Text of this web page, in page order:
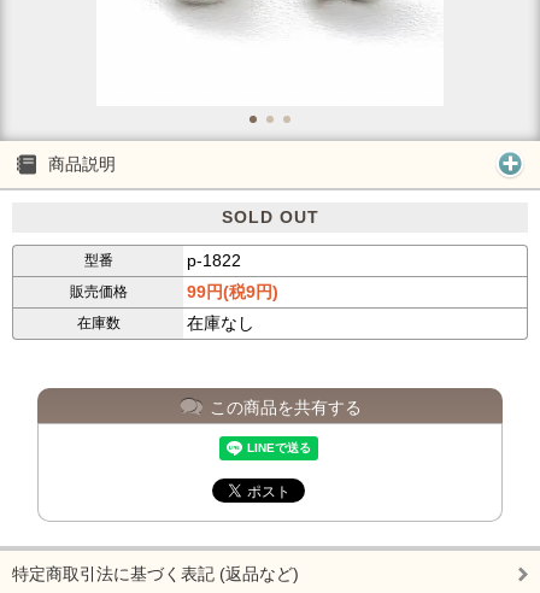
商品説明
SOLD OUT
型番 p-1822
販売価格 99円(税9円)
在庫数 在庫なし
この商品を共有する
特定商取引法に基づく表記 (返品など)